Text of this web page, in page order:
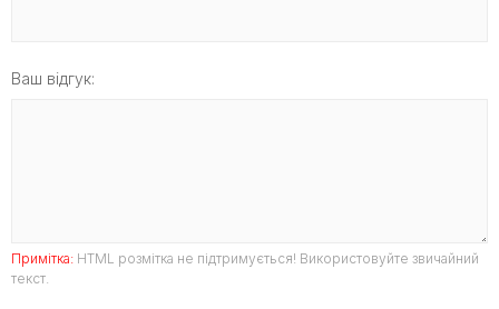
Ваш відгук:
Примітка: HTML розмітка не підтримується! Використовуйте звичайний
текст.